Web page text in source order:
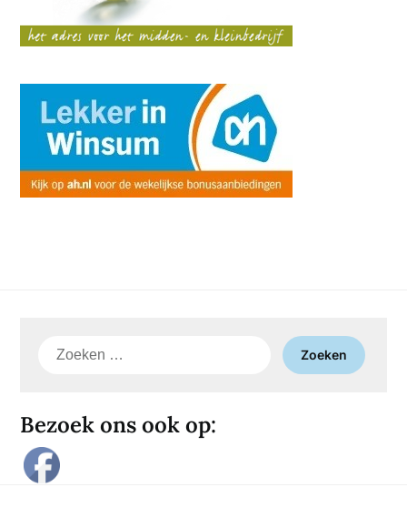
Zoeken
Bezoek ons ook op: